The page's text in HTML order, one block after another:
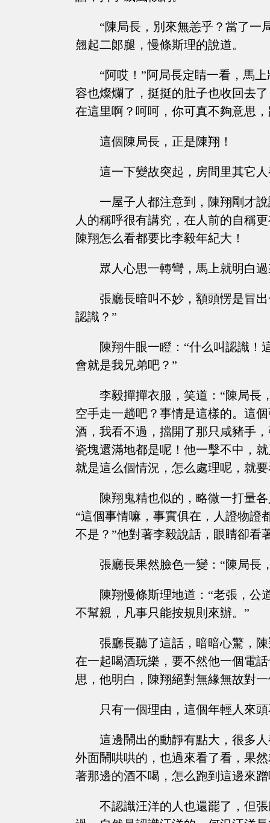
“陳局長，別來無恙乎？當了一
翹起二郞腿，慢條斯理的說道。
“阿哎！”阿局長定睛一看，馬
容也燦爛了，挺挺的肚子也收回去
在這里啊？呵呵，你可真不夠意思
這個陳局長，正是陳翔！
這一下變故突起，房間里其它
一屋子人都注意到，陳翔剛才
人的稱呼很有講究，在人前的自稱
陳翔怎么看都要比李毅年紀大！
眾人心思一轉彎，馬上就明白
張廳長暗叫不妙，額頭愣是冒
認識？”
陳翔牛眼一瞪：“什么叫認識！
會就是我兄弟吧？”
李毅撣撣衣服，笑道：“陳局長
空手走一趟吧？事情是這樣的。這
酒，我看不過，擋開了那只咸豬手
瓷塊還滿地都是呢！他一擊不中，
就是這么個情況，怎么處理呢，就
陳翔鬼精也似的，略微一打量
“這個事情嘛，事實俱在，人證物證
不是？”他對著李毅說話，眼睛卻看
張廳長果然臉色一變：“陳局長
陳翔慢條斯理地道：“老張，公
不幫親，凡事只能按規則來辦。”
張廳長聽了這話，暗暗心驚，
在一起喝酒玩樂，要不然他一個電
思，他明白，陳翔絕對無緣無故對
只有一個理由，這個年輕人來
這邊鬧出的動靜有點大，很多
外面鬧哄哄的，也過來看了看，果
著那邊的酒不喝，怎么跑到這邊來
不認識汪洋的人也還罷了，但